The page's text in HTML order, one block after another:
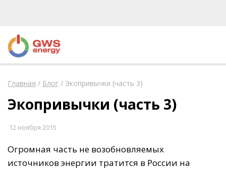
Главная / Блог / Экопривычки (часть 3)
Экопривычки (часть 3)
12 ноября 2015
Огромная часть не возобновляемых
источников энергии тратится в России на